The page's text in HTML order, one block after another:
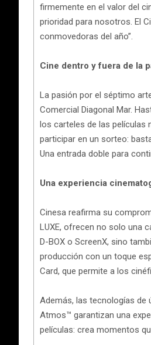
firmemente en el valor del
prioridad para nosotros. El
conmovedoras del año”.
Cine dentro y fuera de la
La pasión por el séptimo
Comercial Diagonal Mar.
los carteles de las películas
participar en un sorteo:
Una entrada doble para
Una experiencia
Cinesa reafirma su
LUXE, ofrecen no solo una
D-BOX o ScreenX, sino
producción con un toque
Card, que permite a los
Además, las tecnologías de
Atmos™ garantizan una
películas: crea momentos